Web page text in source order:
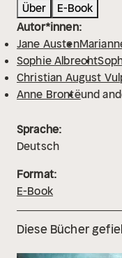
Über
E-Book
Autor*innen:
Jane Austen
Sophie Albrecht
Christian August
Anne Brontëund
Sprache:
Deutsch
Format:
E-Book
Diese Bücher